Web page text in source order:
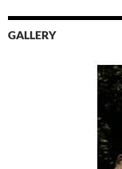
GALLERY